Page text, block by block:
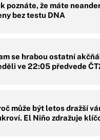
poznáte, že máte
bez testu DNA
se hrabou ostatní
ve 22:05 předvede
může být letos dražší
El Niño zdražuje